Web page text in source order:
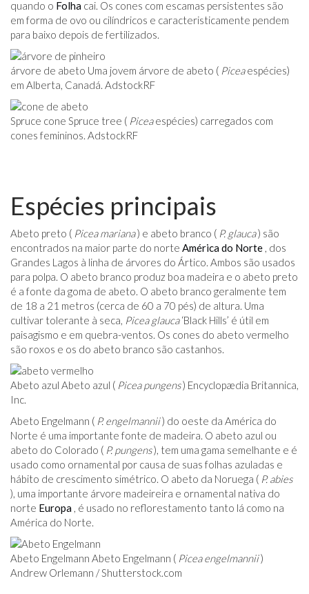
quando o Folha cai. Os cones com escamas persistentes são
em forma de ovo ou cilíndricos e caracteristicamente pendem
para baixo depois de fertilizados.
árvore de abeto Uma jovem árvore de abeto ( Piceaespécies)
em Alberta, Canadá. AdstockRF
Spruce cone Spruce tree ( Piceaespécies) carregados com
cones femininos. AdstockRF
Espécies principais
Abeto preto ( Picea mariana) e abeto branco ( P. glauca) são
encontrados na maior parte do norte América do Norte , dos
Grandes Lagos à linha de árvores do Ártico. Ambos são usados ​​
para polpa. O abeto branco produz boa madeira e o abeto preto
é a fonte da goma de abeto. O abeto branco geralmente tem
de 18 a 21 metros (cerca de 60 a 70 pés) de altura. Uma
cultivar tolerante à seca, Picea glauca‘Black Hills’ é útil em
paisagismo e em quebra-ventos. Os cones do abeto vermelho
são roxos e os do abeto branco são castanhos.
Abeto azul Abeto azul ( Picea pungens) Encyclopædia Britannica,
Inc.
Abeto Engelmann ( P. engelmannii) do oeste da América do
Norte é uma importante fonte de madeira. O abeto azul ou
abeto do Colorado ( P. pungens), tem uma gama semelhante e é
usado como ornamental por causa de suas folhas azuladas e
hábito de crescimento simétrico. O abeto da Noruega ( P. abies
), uma importante árvore madeireira e ornamental nativa do
norte Europa , é usado no reflorestamento tanto lá como na
América do Norte.
Abeto Engelmann Abeto Engelmann ( Picea engelmannii)
Andrew Orlemann / Shutterstock.com